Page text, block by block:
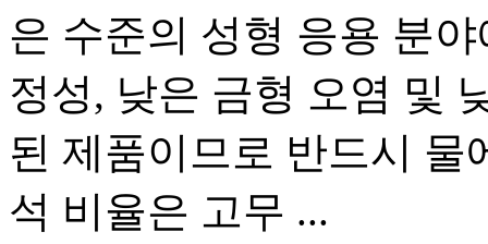
은 수준의 성형 응용 분
정성, 낮은 금형 오염 및
된 제품이므로 반드시 물
석 비율은 고무 ...